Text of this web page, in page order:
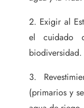
Exigir al
el cuidado
biodiversidad.
(primarios y